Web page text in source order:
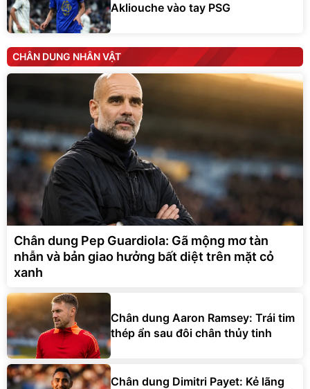
Akliouche vào tay PSG
CHÂN DUNG NHÂN VẬT
Chân dung Pep Guardiola: Gã mộng mơ tàn
nhẫn và bản giao hưởng bất diệt trên mặt cỏ
xanh
Chân dung Aaron Ramsey: Trái tim
thép ẩn sau đôi chân thủy tinh
Chân dung Dimitri Payet: Kẻ lãng